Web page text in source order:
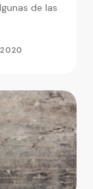
de las
2020